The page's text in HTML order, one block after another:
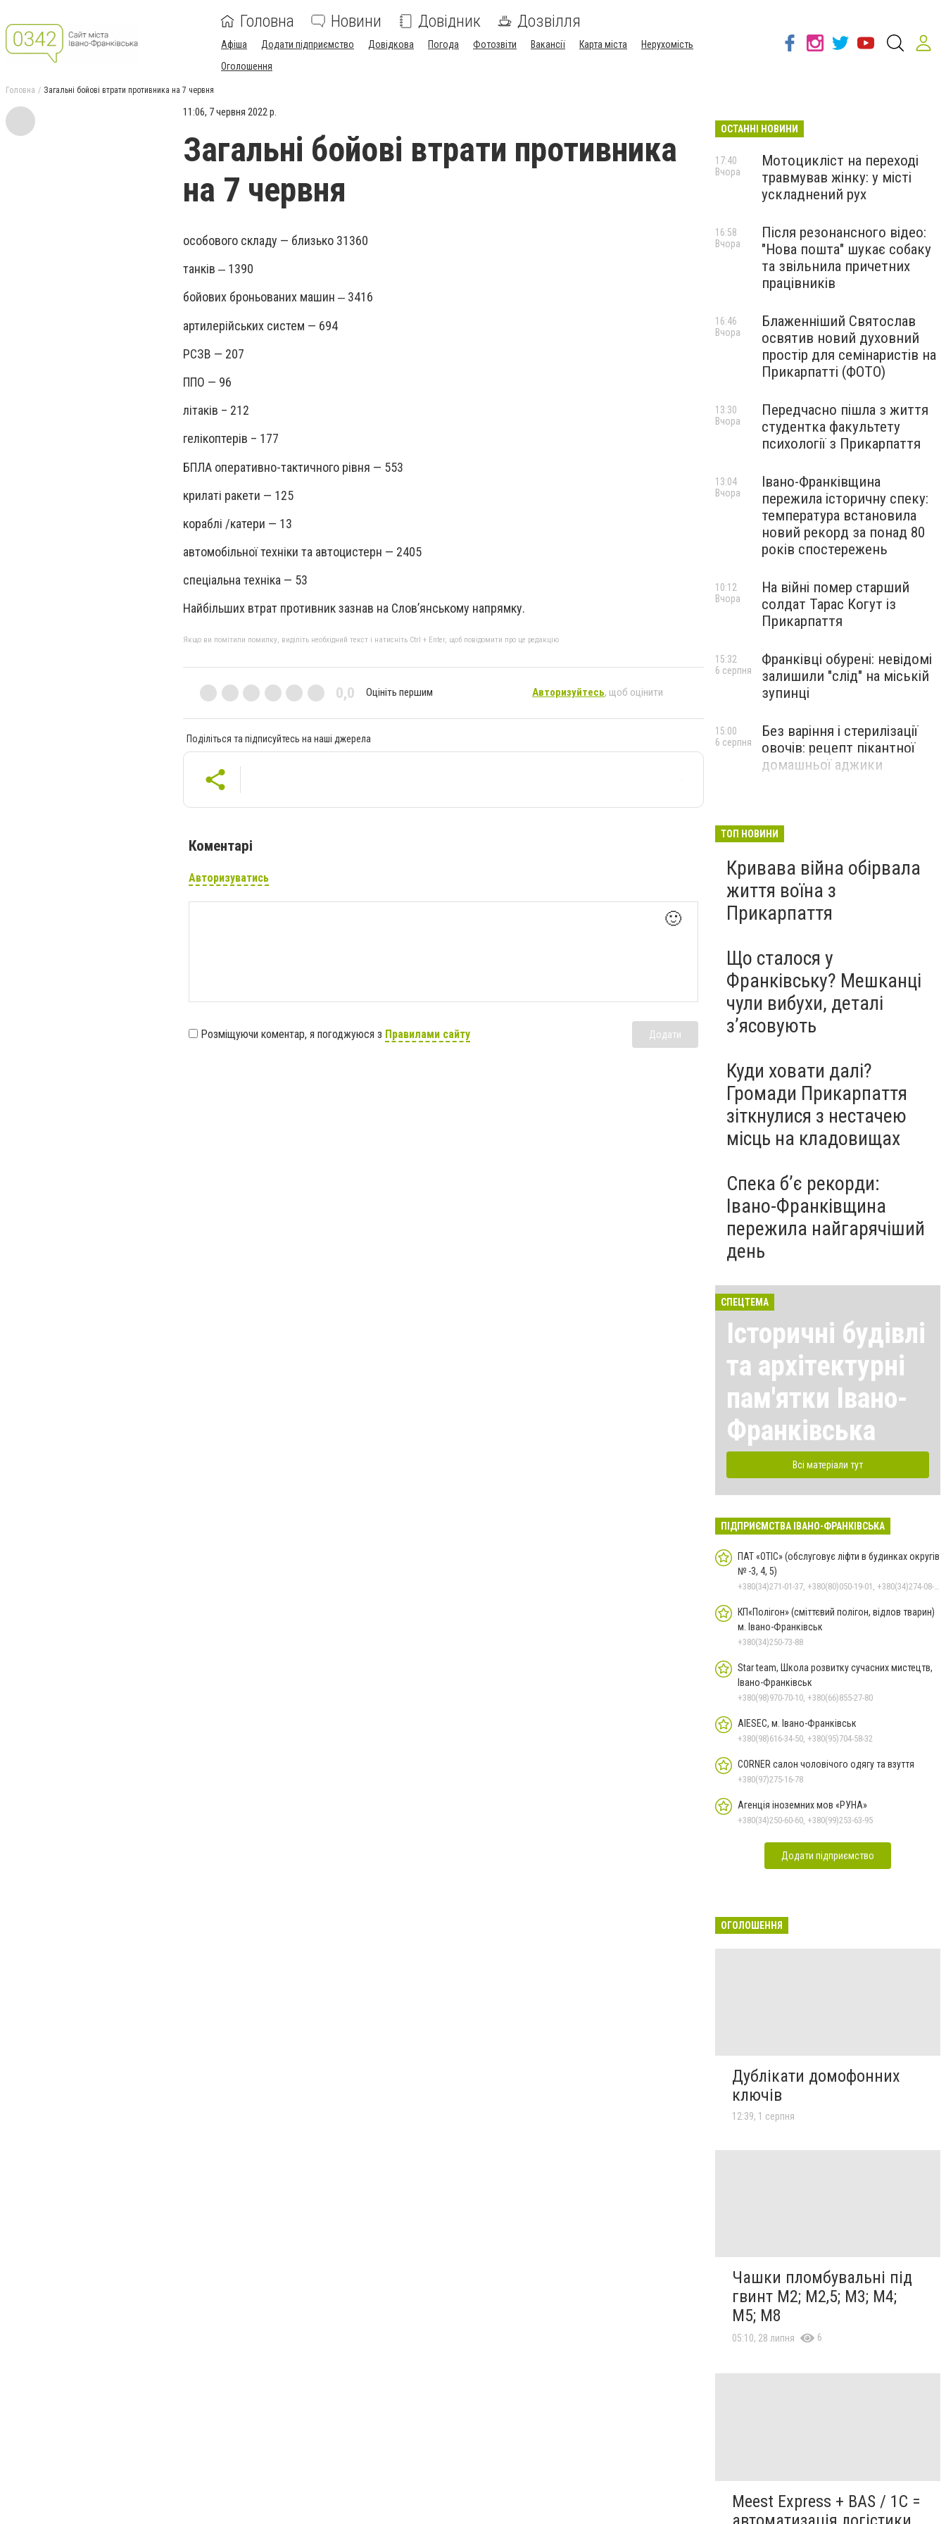
Головна Новини Довідник Дозвілля
Афіша Додати підприємство Довідкова Погода Фотозвіти Вакансії Карта міста
Нерухомість
Оголошення
Головна Загальні бойові втрати противника на 7 червня
11:06, 7 червня 2022 р.
Загальні бойові втрати противника
на 7 червня
особового складу — близько 31360
танків ‒ 1390
бойових броньованих машин ‒ 3416
артилерійських систем — 694
РСЗВ — 207
ППО — 96
літаків – 212
гелікоптерів – 177
БПЛА оперативно-тактичного рівня — 553
крилаті ракети — 125
кораблі /катери — 13
автомобільної техніки та автоцистерн — 2405
спеціальна техніка — 53
Найбільших втрат противник зазнав на Слов’янському напрямку.
Якщо ви помітили помилку, виділіть необхідний текст і натисніть Ctrl + Enter, щоб повідомити про це редакцію
0,0 Оцініть першим Авторизуйтесь, щоб оцінити
Поділіться та підписуйтесь на наші джерела
Коментарі
Авторизуватись
🙂
Розміщуючи коментар, я погоджуюся з Правилами сайту Додати
ОСТАННІ НОВИНИ
Мотоцикліст на переході
травмував жінку: у місті
ускладнений рух
17:40
Вчора
Після резонансного відео:
"Нова пошта" шукає собаку
та звільнила причетних
працівників
16:58
Вчора
Блаженніший Святослав
освятив новий духовний
простір для семінаристів на
Прикарпатті (ФОТО)
16:46
Вчора
Передчасно пішла з життя
студентка факультету
психології з Прикарпаття
13:30
Вчора
Івано-Франківщина
пережила історичну спеку:
температура встановила
новий рекорд за понад 80
років спостережень
13:04
Вчора
На війні помер старший
солдат Тарас Когут із
Прикарпаття
10:12
Вчора
Франківці обурені: невідомі
залишили "слід" на міській
зупинці
15:32
6 серпня
Без варіння і стерилізації
овочів: рецепт пікантної
домашньої аджики
15:00
6 серпня
ТОП НОВИНИ
Кривава війна обірвала
життя воїна з
Прикарпаття
Що сталося у
Франківську? Мешканці
чули вибухи, деталі
з’ясовують
Куди ховати далі?
Громади Прикарпаття
зіткнулися з нестачею
місць на кладовищах
Спека б’є рекорди:
Івано-Франківщина
пережила найгарячіший
день
СПЕЦТЕМА
Історичні будівлі
та архітектурні
пам'ятки Івано-
Франківська
Всі матеріали тут
ПІДПРИЄМСТВА ІВАНО-ФРАНКІВСЬКА
ПАТ «ОТІС» (обслуговує ліфти в будинках округів
№ -3, 4, 5)
КП«Полігон» (сміттєвий полігон, відлов тварин)
м. Івано-Франківськ
+380(34)250-73-88
Star team, Школа розвитку сучасних мистецтв,
Івано-Франківськ
+380(98)970-70-10, +380(66)855-27-80
AIESEC, м. Івано-Франківськ
+380(98)616-34-50, +380(95)704-58-32
CORNER салон чоловічого одягу та взуття
+380(97)275-16-78
Агенція іноземних мов «РУНА»
+380(34)250-60-60, +380(99)253-63-95
Додати підприємство
ОГОЛОШЕННЯ
Дублікати домофонних
ключів
12:39, 1 серпня
Чашки пломбувальні під
гвинт М2; М2,5; М3; М4;
М5; М8
05:10, 28 липня 6
Meest Express + BAS / 1C =